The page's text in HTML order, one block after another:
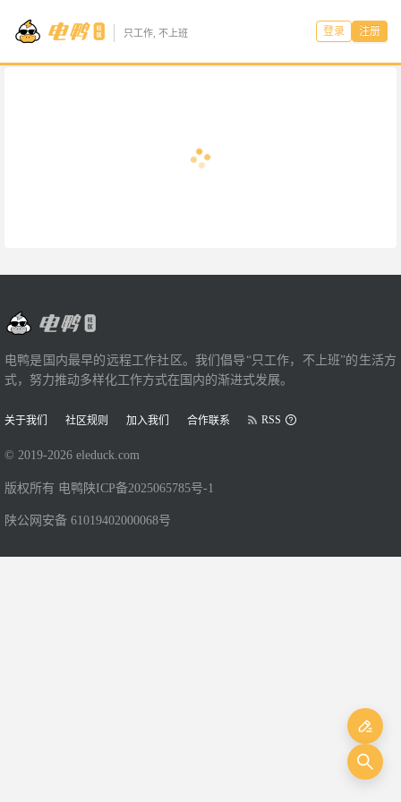
只工作, 不上班 登录 注册
电鸭是国内最早的远程工作社区。我们倡导“只工作，不上班”的生活方
式，努力推动多样化工作方式在国内的渐进式发展。
关于我们 社区规则 加入我们 合作联系 RSS
© 2019-2026 eleduck.com
版权所有 电鸭 陕ICP备2025065785号-1
陕公网安备 61019402000068号